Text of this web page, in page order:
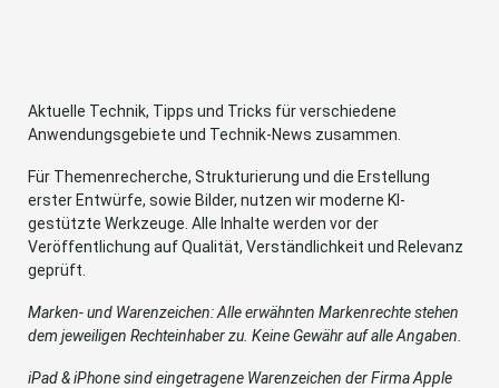
Aktuelle Technik, Tipps und Tricks für verschiedene
Anwendungsgebiete und Technik-News zusammen.
Für Themenrecherche, Strukturierung und die Erstellung
erster Entwürfe, sowie Bilder, nutzen wir moderne KI-
gestützte Werkzeuge. Alle Inhalte werden vor der
Veröffentlichung auf Qualität, Verständlichkeit und Relevanz
geprüft.
Marken- und Warenzeichen: Alle erwähnten Markenrechte stehen
dem jeweiligen Rechteinhaber zu. Keine Gewähr auf alle Angaben.
iPad & iPhone sind eingetragene Warenzeichen der Firma Apple